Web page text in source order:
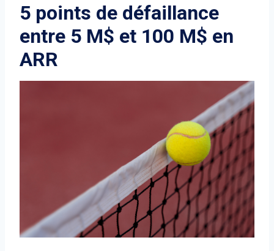
5 points de défaillance
entre 5 M$ et 100 M$ en
ARR